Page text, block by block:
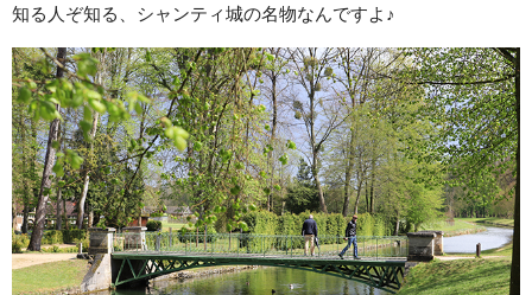
知る人ぞ知る、シャンティ城の名物なんですよ♪